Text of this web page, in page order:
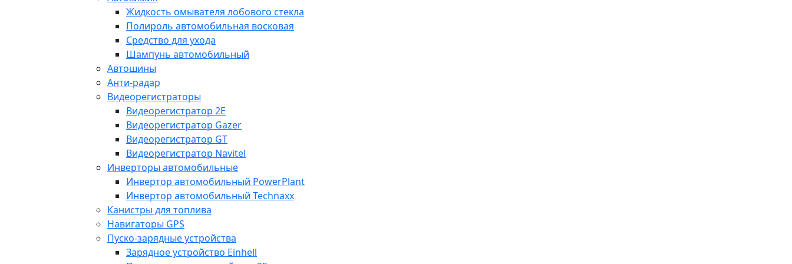
Жидкость омывателя лобового стекла
Полироль автомобильная восковая
Средство для ухода
Шампунь автомобильный
Автошины
Анти-радар
Видеорегистраторы
Видеорегистратор 2E
Видеорегистратор Gazer
Видеорегистратор GT
Видеорегистратор Navitel
Инверторы автомобильные
Инвертор автомобильный PowerPlant
Инвертор автомобильный Technaxx
Канистры для топлива
Навигаторы GPS
Пуско-зарядные устройства
Зарядное устройство Einhell